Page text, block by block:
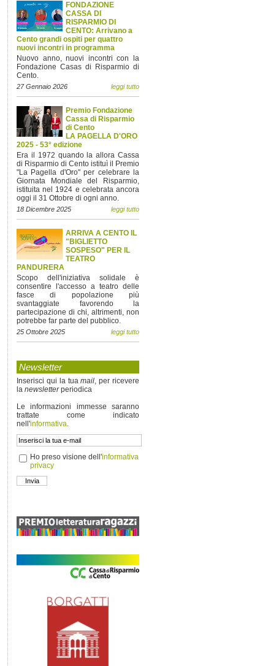
FONDAZIONE
CASSA DI
RISPARMIO DI
CENTO: Arrivano a
Cento grandi ospiti per quattro
nuovi incontri in programma
Nuovo anno, nuovi incontri con la
Fondazione Casas di Risparmio di
Cento.
27 Gennaio 2026 leggi tutto
Premio Fondazione
Cassa di Risparmio
di Cento
LA PAGELLA D'ORO
2025 - 53° edizione
Era il 1972 quando la allora Cassa
di Risparmio di Cento istituì il Premio
"La Pagella d'Oro" per celebrare la
Giornata Mondiale del Risparmio,
istituita nel 1924 e celebrata ancora
oggi il 31 Ottobre di ogni anno.
18 Dicembre 2025 leggi tutto
ARRIVA A CENTO IL
"BIGLIETTO
SOSPESO" PER IL
TEATRO
PANDURERA
Scopo dell'iniziativa solidale è
consentire l'accesso a teatro delle
fasce di popolazione più
svantaggiate favorendo la
partecipazione di chi, altrimenti, non
potrebbe far parte del pubblico.
25 Ottobre 2025 leggi tutto
Newsletter
Inserisci qui la tuamail, per ricevere
la newsletterperiodica
Le informazioni immesse saranno
trattate come indicato
nell'informativa.
Ho preso visione dell'informativa
privacy